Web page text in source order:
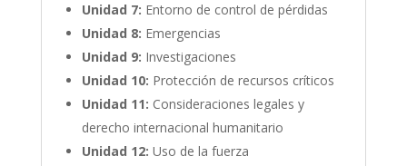
Unidad 7: Entorno de control de pérdidas
Unidad 8: Emergencias
Unidad 9: Investigaciones
Unidad 10: Protección de recursos críticos
Unidad 11: Consideraciones legales y
derecho internacional humanitario
Unidad 12: Uso de la fuerza